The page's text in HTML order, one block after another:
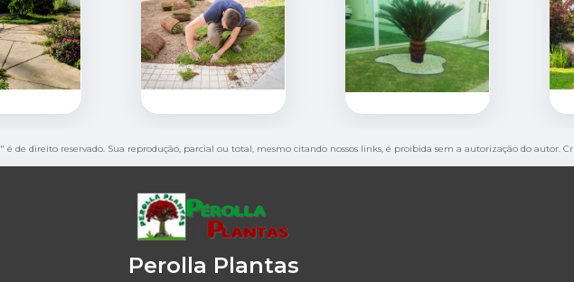
" é de direito reservado. Sua reprodução, parcial ou total, mesmo citando nossos links, é proibida sem a autorização do autor.
Perolla Plantas